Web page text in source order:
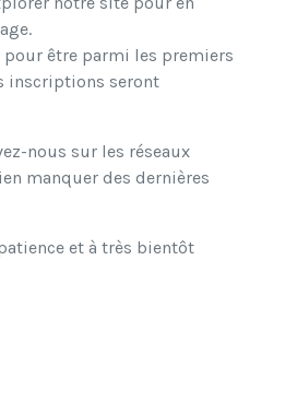
pour être parmi les premiers
inscriptions seront
nous sur les réseaux
manquer des dernières
et à très bientôt